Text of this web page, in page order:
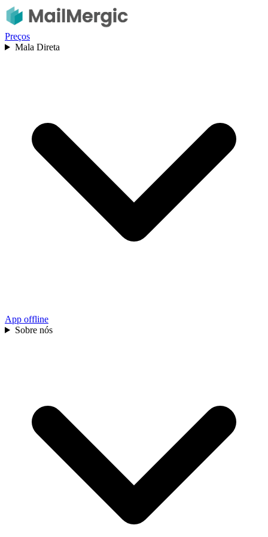
Preços
Mala Direta
App offline
Sobre nós